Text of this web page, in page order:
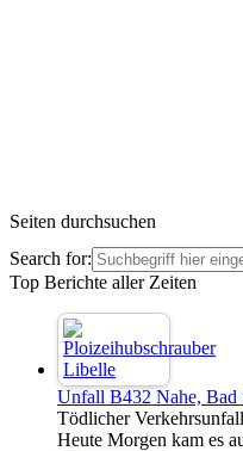
Seiten durchsuchen
Search for:
Top Berichte aller Zeiten
Unfall B432 Nahe,
Tödlicher
Heute Morgen kam es